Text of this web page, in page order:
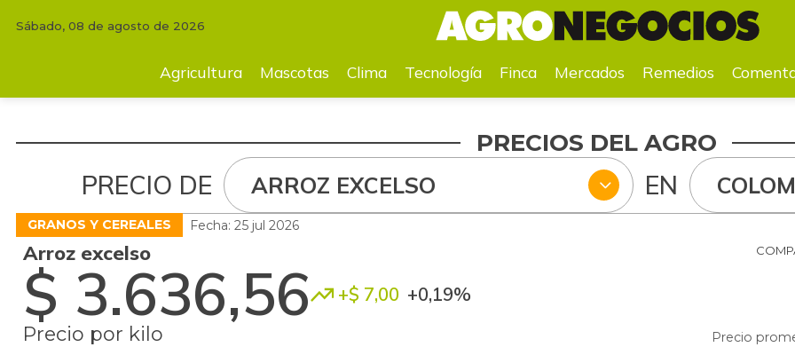
Mascotas Clima Tecnología Mercados Remedios Comentarios Agenda
Sábado, 08 de agosto de 2026
Agricultura Mascotas Clima Tecnología Finca Mercados Remedios
PRECIOS DEL AGRO
PRECIO DE ARROZ EXCELSO EN
GRANOS Y CEREALES Fecha: 25 jul 2026
Arroz excelso
$ 3.636,56 +$ 7,00 +0,19%
Precio por kilo
Precio